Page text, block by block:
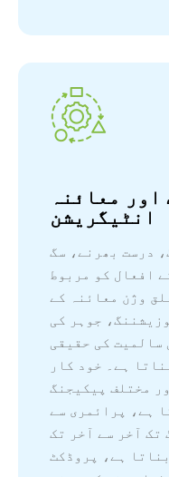
معائنہ
انٹیگریشن
درست بھرنے، سگ
افعال کو مربوط
وژن معائنہ کے
جوہر کی
سالمیت کی حقیقی
ہے۔ خود کار
مختلف پیکیجنگ
ہے، پرائمری سے
تک آخر سے آخر تک
ہے، پروڈکٹ